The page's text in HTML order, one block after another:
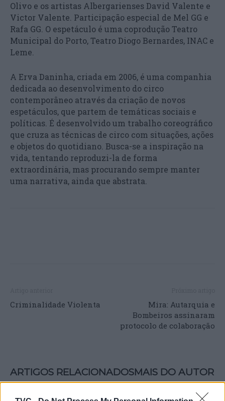
Olivo e os artistas Albergarienses David Valente e
Victor Valente. Participação especial de Mel GG e
Rafa GG. O espetáculo é uma coprodução Teatro
Municipal do Porto, Teatro Diogo Bernardes, INAC e
Leme.
A Erva Daninha, criada em 2006, é uma companhia
dedicada ao desenvolvimento do circo
contemporâneo através da criação de novos
espetáculos, que partem de temáticas sociais e
políticas. É desenvolvido um trabalho coreográfico
que cruza as técnicas de circo com situações, ações
e objetos do quotidiano. Busca-se a inspiração na
vida, tentando reproduzi-la de forma
extraordinária, mas procurando sempre manter
uma narrativa, ainda que abstrata.
Criminalidade Violenta
Mira: Autarquia e
Bombeiros assinaram
protocolo de colaboração
ARTIGOS RELACIONADOSMAIS DO AUTOR